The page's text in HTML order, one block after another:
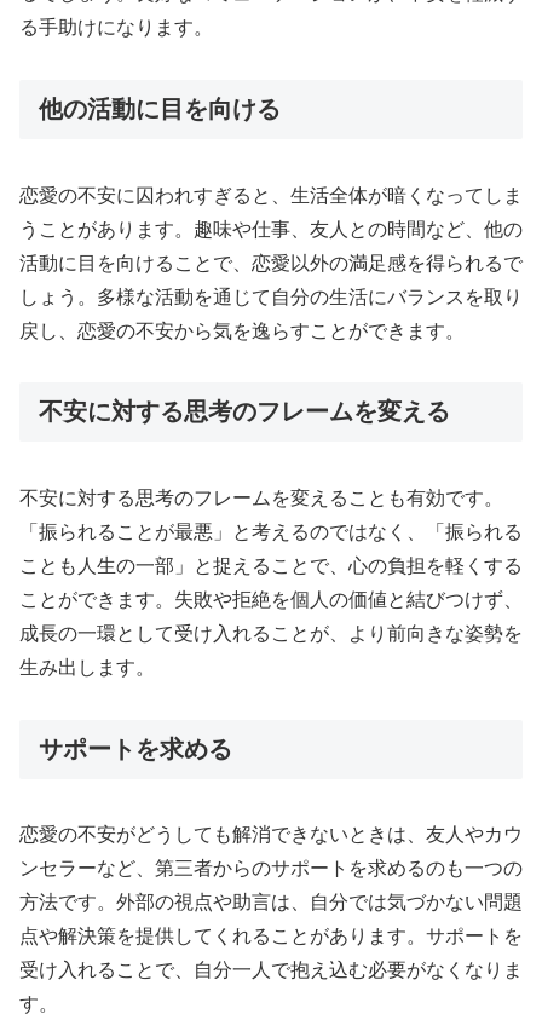
る手助けになります。
他の活動に目を向ける
恋愛の不安に囚われすぎると、生活全体が暗くなってしま
うことがあります。趣味や仕事、友人との時間など、他の
活動に目を向けることで、恋愛以外の満足感を得られるで
しょう。多様な活動を通じて自分の生活にバランスを取り
戻し、恋愛の不安から気を逸らすことができます。
不安に対する思考のフレームを変える
不安に対する思考のフレームを変えることも有効です。
「振られることが最悪」と考えるのではなく、「振られる
ことも人生の一部」と捉えることで、心の負担を軽くする
ことができます。失敗や拒絶を個人の価値と結びつけず、
成長の一環として受け入れることが、より前向きな姿勢を
生み出します。
サポートを求める
恋愛の不安がどうしても解消できないときは、友人やカウ
ンセラーなど、第三者からのサポートを求めるのも一つの
方法です。外部の視点や助言は、自分では気づかない問題
点や解決策を提供してくれることがあります。サポートを
受け入れることで、自分一人で抱え込む必要がなくなりま
す。